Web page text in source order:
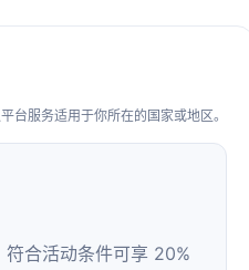
台服务适用于你所在的国家或地区。
合活动条件可享 20%